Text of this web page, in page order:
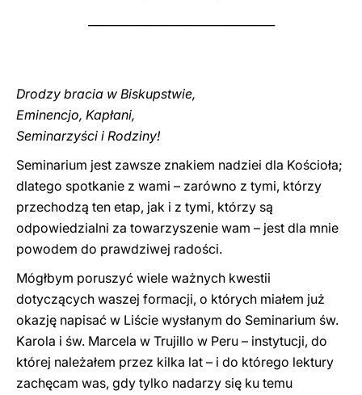
Drodzy bracia w Biskupstwie,
Eminencjo, Kapłani,
Seminarzyści i Rodziny!
Seminarium jest zawsze znakiem nadziei dla Kościoła;
dlatego spotkanie z wami – zarówno z tymi, którzy
przechodzą ten etap, jak i z tymi, którzy są
odpowiedzialni za towarzyszenie wam – jest dla mnie
powodem do prawdziwej radości.
Mógłbym poruszyć wiele ważnych kwestii
dotyczących waszej formacji, o których miałem już
okazję napisać w Liście wysłanym do Seminarium św.
Karola i św. Marcela w Trujillo w Peru – instytucji, do
której należałem przez kilka lat – i do którego lektury
zachęcam was, gdy tylko nadarzy się ku temu